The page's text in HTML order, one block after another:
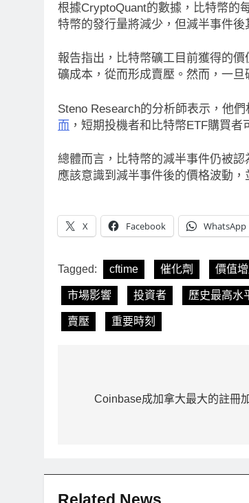
根據CryptoQuant的數據，比特幣的
特幣的發行量將減少，但減半事件
報告指出，比特幣礦工目前獲得的
礦成本，從而形成賣壓。然而，一
Steno Research的分析師表示，他
而 ，短期投機者和比特幣ETF購買
總體而言，比特幣的減半事件仍被
應該意識到減半事件後的價格波動，
X Facebook WhatsApp
Tagged: cftime 催化劑 價值
市場影響 投資者 歷史最高水
賣壓 重要時刻
Coinbase成加拿大最大的註冊
Related News
最新資訊
法案最後闖關！開發者免責與
德條款成兩大障礙
即市消息
以太幣區
鍵 期貨槓